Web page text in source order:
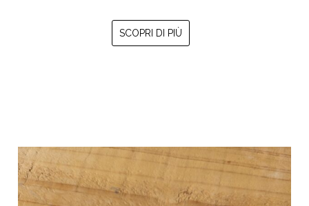
Questo
prodotto
opzioni
essere
scelte
SCOPRI DI PIÙ